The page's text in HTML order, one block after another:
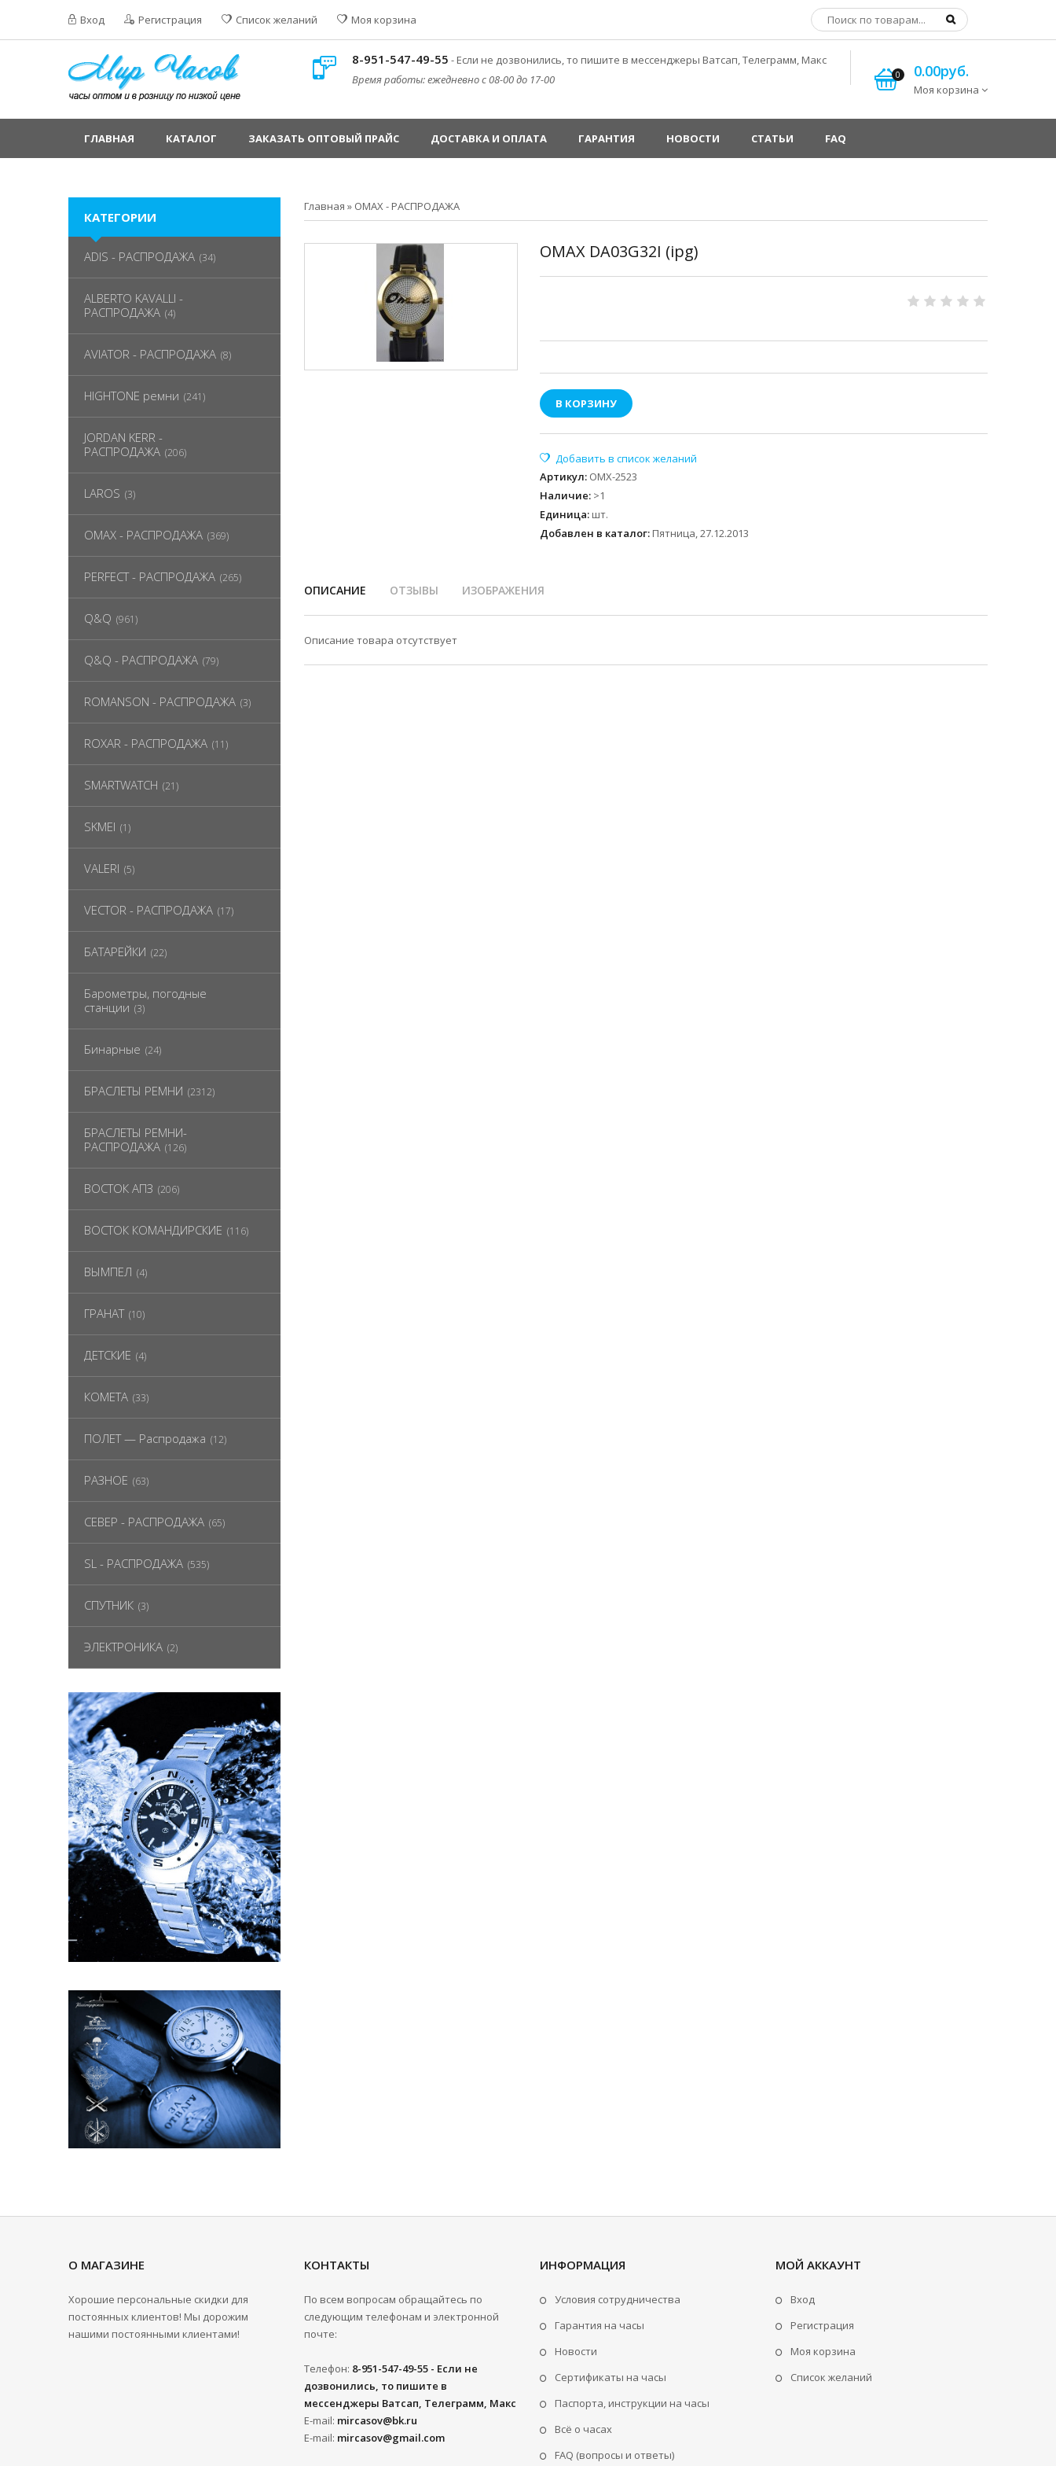
Вход Регистрация Список желаний Моя корзина
8-951-547-49-55 - Если не дозвонились, то пишите в мессенджеры Ватсап, Телеграмм, Макс
Время работы: ежедневно с 08-00 до 17-00
0 0.00руб.
Моя корзина
ГЛАВНАЯ КАТАЛОГ ЗАКАЗАТЬ ОПТОВЫЙ ПРАЙС ДОСТАВКА И ОПЛАТА ГАРАНТИЯ НОВОСТИ СТАТЬИ FAQ
Главная » OMAX - РАСПРОДАЖА
OMAX DA03G32I (ipg)
В КОРЗИНУ
Артикул: OMX-2523
Наличие: >1
Единица: шт.
Добавлен в каталог: Пятница, 27.12.2013
ОПИСАНИЕ ОТЗЫВЫ ИЗОБРАЖЕНИЯ
Описание товара отсутствует
КАТЕГОРИИ
ADIS - РАСПРОДАЖА (34)
ALBERTO KAVALLI -
РАСПРОДАЖА (4)
AVIATOR - РАСПРОДАЖА (8)
HIGHTONE ремни (241)
JORDAN KERR -
РАСПРОДАЖА (206)
LAROS (3)
OMAX - РАСПРОДАЖА (369)
PERFECT - РАСПРОДАЖА (265)
Q&Q (961)
Q&Q - РАСПРОДАЖА (79)
ROMANSON - РАСПРОДАЖА (3)
ROXAR - РАСПРОДАЖА (11)
SMARTWATCH (21)
SKMEI (1)
VALERI (5)
VECTOR - РАСПРОДАЖА (17)
БАТАРЕЙКИ (22)
Барометры, погодные
станции (3)
Бинарные (24)
БРАСЛЕТЫ РЕМНИ (2312)
БРАСЛЕТЫ РЕМНИ-
РАСПРОДАЖА (126)
ВОСТОК АПЗ (206)
ВОСТОК КОМАНДИРСКИЕ (116)
ВЫМПЕЛ (4)
ГРАНАТ (10)
ДЕТСКИЕ (4)
КОМЕТА (33)
ПОЛЕТ — Распродажа (12)
РАЗНОЕ (63)
СЕВЕР - РАСПРОДАЖА (65)
SL - РАСПРОДАЖА (535)
СПУТНИК (3)
ЭЛЕКТРОНИКА (2)
О МАГАЗИНЕ
Хорошие персональные скидки для
постоянных клиентов! Мы дорожим
нашими постоянными клиентами!
КОНТАКТЫ
По всем вопросам обращайтесь по
следующим телефонам и электронной
почте:
Телефон: 8-951-547-49-55 - Если не
дозвонились, то пишите в
мессенджеры Ватсап, Телеграмм, Макс
E-mail: mircasov@bk.ru
E-mail: mircasov@gmail.com
ИНФОРМАЦИЯ
Условия сотрудничества
Гарантия на часы
Новости
Сертификаты на часы
Паспорта, инструкции на часы
Всё о часах
FAQ (вопросы и ответы)
МОЙ АККАУНТ
Вход
Регистрация
Моя корзина
Cписок желаний